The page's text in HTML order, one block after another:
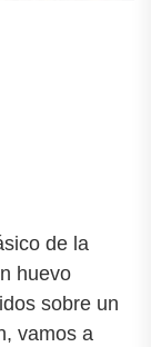
de la
huevo
sobre un
vamos a